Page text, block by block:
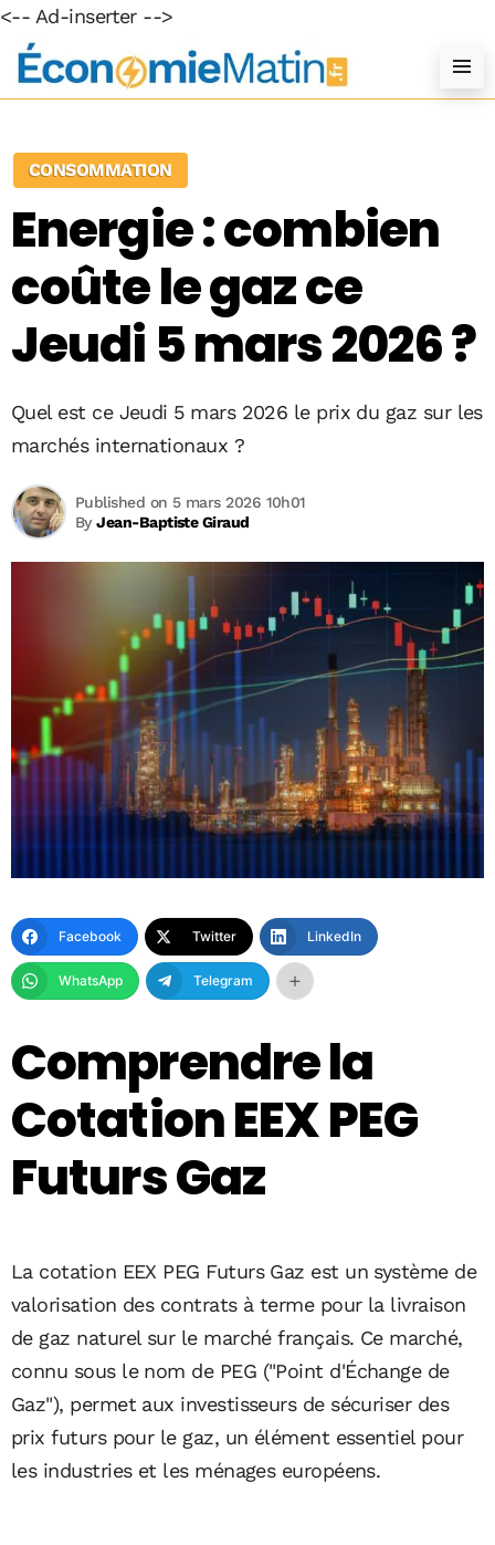
<-- Ad-inserter -->
CONSOMMATION
Energie : combien
coûte le gaz ce
Jeudi 5 mars 2026 ?
Quel est ce Jeudi 5 mars 2026 le prix du gaz sur les
marchés internationaux ?
ByJean-Baptiste Giraud
Published on 5 mars 2026 10h01
Facebook Twitter LinkedIn
WhatsApp Telegram
Comprendre la
Cotation EEX PEG
Futurs Gaz
La cotation EEX PEG Futurs Gaz est un système de
valorisation des contrats à terme pour la livraison
de gaz naturel sur le marché français. Ce marché,
connu sous le nom de PEG ("Point d'Échange de
Gaz"), permet aux investisseurs de sécuriser des
prix futurs pour le gaz, un élément essentiel pour
les industries et les ménages européens.